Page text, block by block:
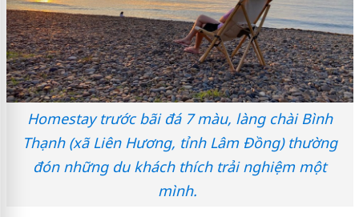
Homestay trước bãi đá 7 màu, làng chài Bình
Thạnh (xã Liên Hương, tỉnh Lâm Đồng) thường
đón những du khách thích trải nghiệm một
mình.